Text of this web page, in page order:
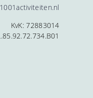
KvK: 72883014